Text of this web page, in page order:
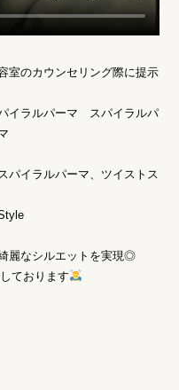
室のカウンセリング際に提示
イラルパーマ スパイラルパ
パイラルパーマ、ツイストス
麗なシルエットを実現◎
ております